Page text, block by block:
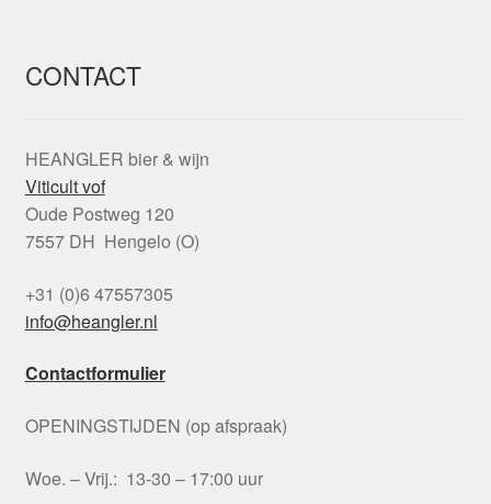
CONTACT
HEANGLER bier & wijn
Viticult vof
Oude Postweg 120
7557 DH Hengelo (O)
+31 (0)6 47557305
info@heangler.nl
Contactformulier
OPENINGSTIJDEN (op afspraak)
Woe. – Vrij.: 13-30 – 17:00 uur